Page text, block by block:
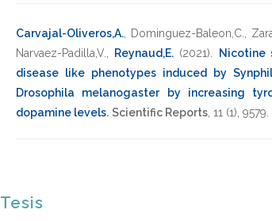
Carvajal-Oliveros,A. Dominguez-Baleon,C.
Narvaez-Padilla,V.
Reynaud,E. (2021)
Nicotine
disease like phenotypes induced by
Drosophila melanogaster by increasing
dopamine levels. Scientific Reports 11 (1), 9579
Tesis